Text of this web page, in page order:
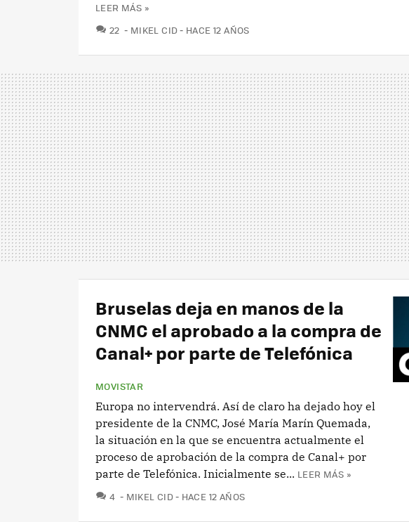
LEER MÁS »
22 COMENTARIOS
MIKEL CID HACE 12 AÑOS
Bruselas deja en manos de la
CNMC el aprobado a la compra de
Canal+ por parte de Telefónica
MOVISTAR
Europa no intervendrá. Así de claro ha dejado hoy el
presidente de la CNMC, José María Marín Quemada,
la situación en la que se encuentra actualmente el
proceso de aprobación de la compra de Canal+ por
parte de Telefónica. Inicialmente se... LEER MÁS »
4 COMENTARIOS
MIKEL CID HACE 12 AÑOS